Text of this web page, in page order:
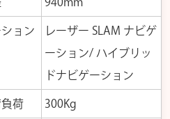
ョン
レーザー SLAM ナビゲ
ーション/ ハイブリッ
ドナビゲーション
荷 300Kg